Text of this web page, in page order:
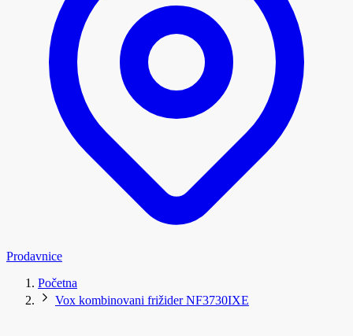
Prodavnice
Početna
Vox kombinovani frižider NF3730IXE